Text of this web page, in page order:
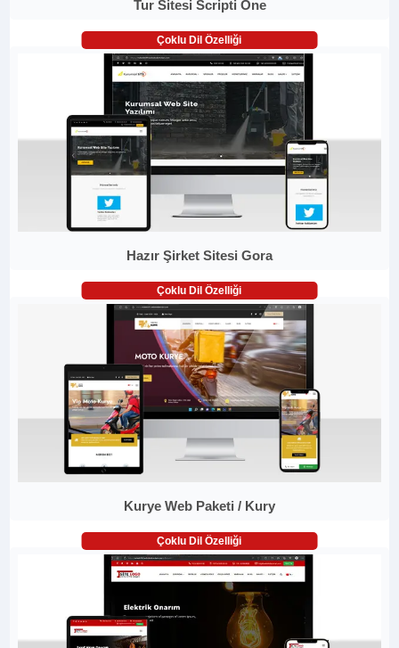
Tur Sitesi Scripti One
Çoklu Dil Özelliği
Hazır Şirket Sitesi Gora
Çoklu Dil Özelliği
Kurye Web Paketi / Kury
Çoklu Dil Özelliği